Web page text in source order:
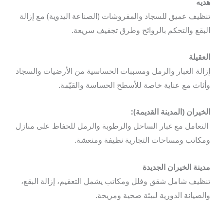
عميق للسجاد والمفروشات (الصناعة اليدوية) مع إزالة
والتحكم بالروائح وطرق تجفيف سريعة.
الغبار والرمل ومسببات الحساسية من الأرضيات والسجاد
مع عناية خاصة للأسطح الحساسة والقيّمة.
(المدينة القديمة):
مع غبار الساحل والرطوبة والرمل للحفاظ على منازل
ومساحات التجارية نظيفة ومنعشة.
الخيران الجديدة
شامل شقق وفلل ومكاتب يشمل التعقيم، إزالة البقع،
الدورية لبيئة صحية ومريحة.